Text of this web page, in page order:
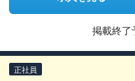
掲載終了
正社員